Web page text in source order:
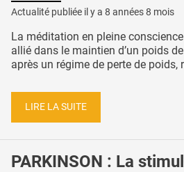
Actualité publiée il y a 8 années 8 mois
La méditation en pleine
allié dans le maintien d’un poids
après un régime de perte de poids,
LIRE LA SUITE
PARKINSON : La